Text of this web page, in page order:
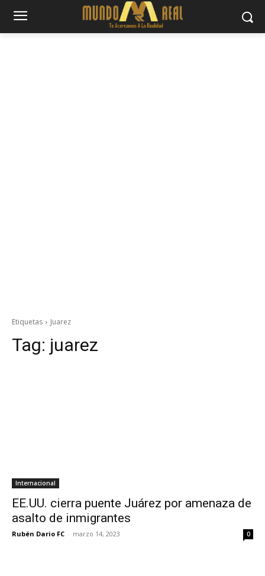
Etiquetas Juarez
Tag: juarez
Internacional
EE.UU. cierra puente Juárez por amenaza de
asalto de inmigrantes
Rubén Dario FC - marzo 14, 2023 0